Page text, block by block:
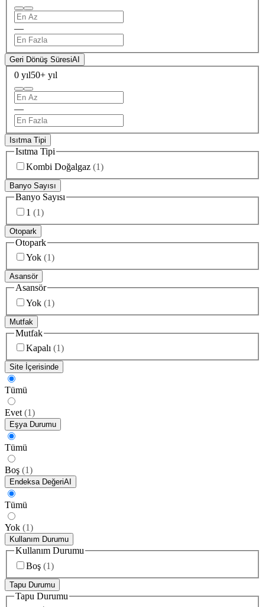
—
Geri Dönüş SüresiAI
0 yıl50+ yıl
—
Isıtma Tipi
Isıtma Tipi
Kombi Doğalgaz (1)
Banyo Sayısı
Banyo Sayısı
1 (1)
Otopark
Otopark
Yok (1)
Asansör
Asansör
Yok (1)
Mutfak
Mutfak
Kapalı (1)
Site İçerisinde
Tümü
Evet (1)
Eşya Durumu
Tümü
Boş (1)
Endeksa DeğeriAI
Tümü
Yok (1)
Kullanım Durumu
Kullanım Durumu
Boş (1)
Tapu Durumu
Tapu Durumu